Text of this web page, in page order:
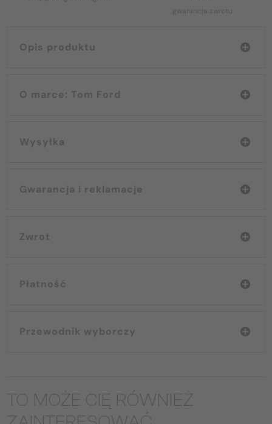
gwarancja zwrotu
Opis produktu
O marce: Tom Ford
Wysyłka
Gwarancja i reklamacje
Zwrot
Płatność
Przewodnik wyborczy
TO MOŻE CIĘ RÓWNIEŻ